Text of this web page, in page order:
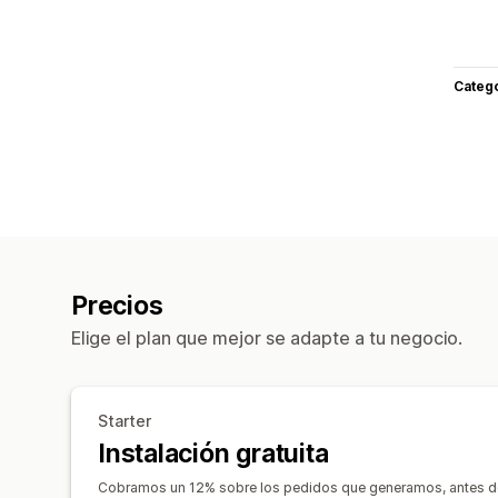
Precios
Elige el plan que mejor se adapte a tu negocio.
Starter
Instalación gratuita
Cobramos un 12% sobre los pedidos que generamos, antes